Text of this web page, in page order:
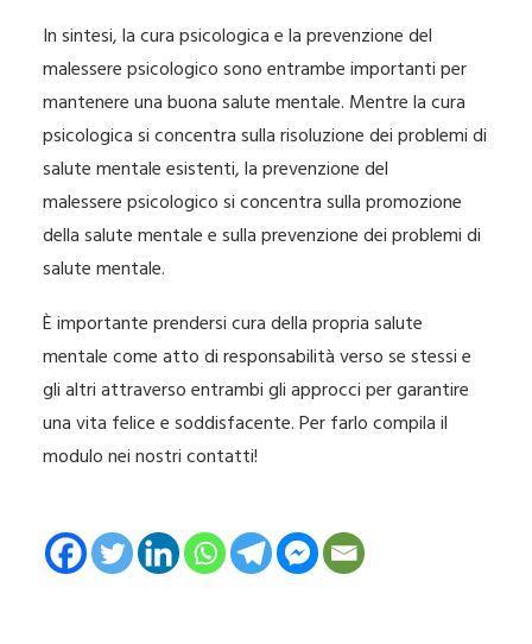
In sintesi, la cura psicologica e la prevenzione del
malessere psicologico sono entrambe importanti per
mantenere una buona salute mentale. Mentre la cura
psicologica si concentra sulla risoluzione dei problemi di
salute mentale esistenti, la prevenzione del
malessere psicologico si concentra sulla promozione
della salute mentale e sulla prevenzione dei problemi di
salute mentale.
È importante prendersi cura della propria salute
mentale come atto di responsabilità verso se stessi e
gli altri attraverso entrambi gli approcci per garantire
una vita felice e soddisfacente. Per farlo compila il
modulonei nostri contatti!